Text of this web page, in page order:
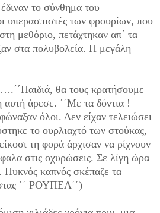
το σύνθημα του
υπερασπιστές των φρουρίων, που
μεθόριο, πετάχτηκαν απ΄ τα
στα πολυβολεία. Η μεγάλη
θα τους κρατήσουμε
αυτή άρεσε. ΄΄Με τα δόντια !
όλοι. Δεν είχαν τελειώσει
το ουρλιαχτό των στούκας,
τη φορά άρχισαν να ρίχνουν
στις οχυρώσεις. Σε λίγη ώρα
Πυκνός καπνός σκέπαζε τα
΄΄ ΡΟΥΠΕΛ΄΄)